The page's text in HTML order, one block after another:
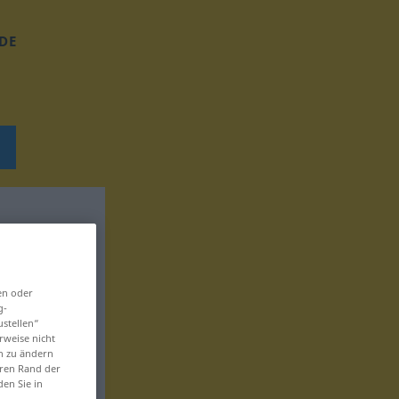
DE
oder
nicht
zu ändern
Rand der
Sie in